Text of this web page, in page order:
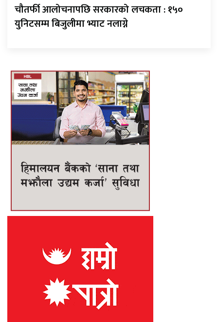
चौतर्फी आलोचनापछि सरकारको लचकता : १५०
युनिटसम्म बिजुलीमा भ्याट नलाग्ने